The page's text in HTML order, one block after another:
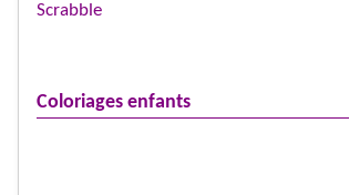
Scrabble
Coloriages enfants